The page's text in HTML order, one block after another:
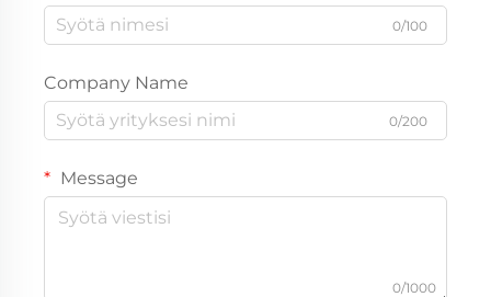
0/100
Company Name
0/200
Message
0/1000